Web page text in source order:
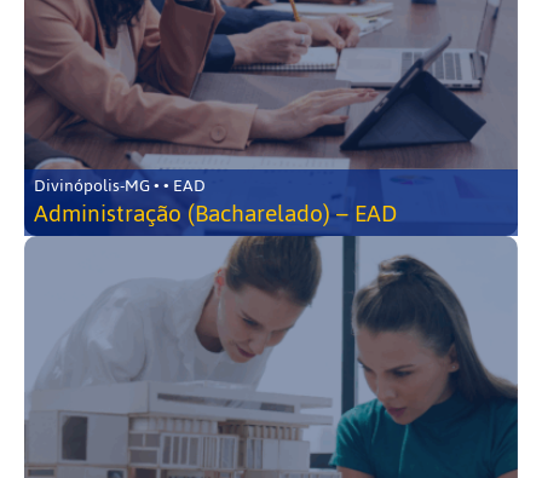
Divinópolis-MG • • EAD
Administração (Bacharelado) – EAD